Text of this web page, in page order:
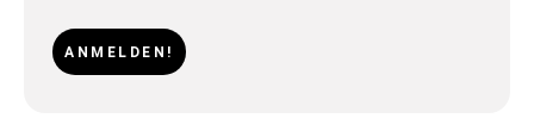
ANMELDEN!